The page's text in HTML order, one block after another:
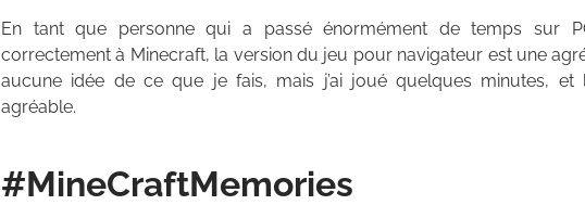
En tant que personne qui a passé énormément de temps sur
correctement à Minecraft, la version du jeu pour navigateur est une
aucune idée de ce que je fais, mais j’ai joué quelques minutes, et
agréable.
#MineCraftMemories